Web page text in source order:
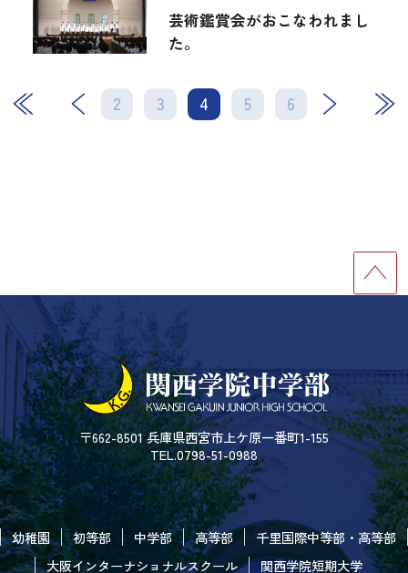
芸術鑑賞会がおこなわれまし
た。
2 3 4 5 6
次 最後
〒662-8501 兵庫県西宮市上ケ原一番町1-155
TEL.0798-51-0988
幼稚園 初等部 中学部 高等部
千里国際中等部・高等部
大阪インターナショナルスクール
関西学院短期大学